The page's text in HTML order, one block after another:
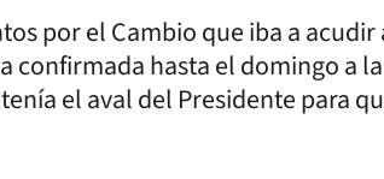
por el Cambio que iba a
confirmada hasta el domingo a la
el aval del Presidente para